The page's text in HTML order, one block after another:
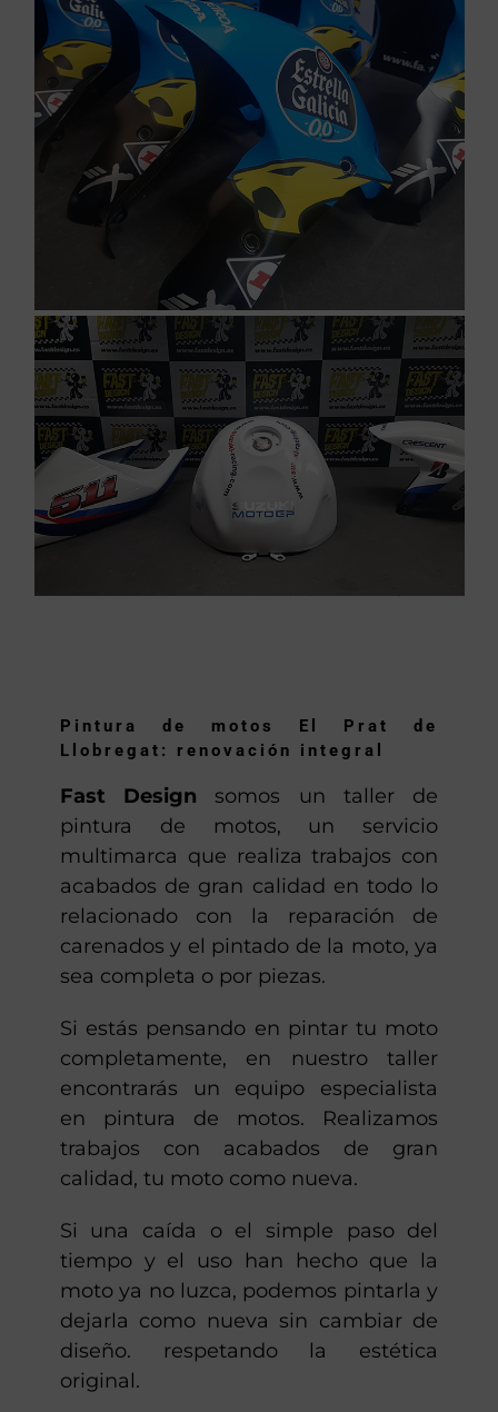
Pintura de motos El Prat de
Llobregat: renovación integral
Fast Design somos un taller de
pintura de motos, un servicio
multimarca que realiza trabajos con
acabados de gran calidad en todo lo
relacionado con la reparación de
carenados y el pintado de la moto, ya
sea completa o por piezas.
Si estás pensando en pintar tu moto
completamente, en nuestro taller
encontrarás un equipo especialista
en pintura de motos. Realizamos
trabajos con acabados de gran
calidad, tu moto como nueva.
Si una caída o el simple paso del
tiempo y el uso han hecho que la
moto ya no luzca, podemos pintarla y
dejarla como nueva sin cambiar de
diseño. respetando la estética
original.